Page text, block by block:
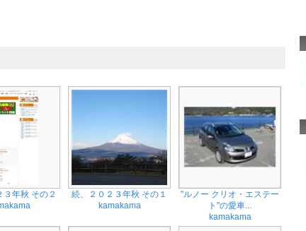
３年秋 その２
続、２０２３年秋 その１
kamakama
"ルノー クリオ・エステー
ト"の愛車...
kamakama